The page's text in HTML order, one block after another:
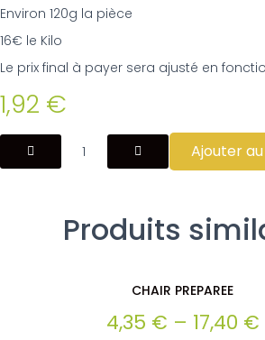
Environ 120g la pièce
16€ le Kilo
Le prix final à payer sera ajusté en
1,92 €
quantité
de
Ajouter
Produits
CHAIR PREPAREE
4,35 € – 17,40 €